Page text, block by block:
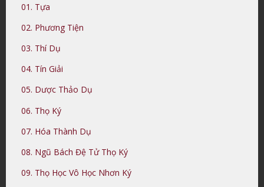
01. Tựa
02. Phương Tiện
03. Thí Dụ
04. Tín Giải
05. Dược Thảo Dụ
06. Thọ Ký
07. Hóa Thành Dụ
08. Ngũ Bách Đệ Tử Thọ Ký
09. Thọ Học Vô Học Nhơn Ký